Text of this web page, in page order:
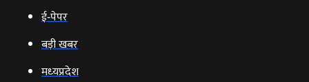
ई‑पेपर
बड़ी खबर
मध्‍यप्रदेश